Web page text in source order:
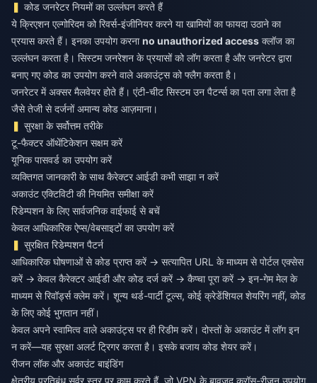
कोड जनरेटर नियमों का उल्लंघन करते हैं
ये क्रिएशन एल्गोरिदम को रिवर्स-इंजीनियर करने या खामियों का फायदा उठाने का
प्रयास करते हैं। इनका उपयोग करनाno unauthorized access क्लॉज का
उल्लंघन करता है। सिस्टम जनरेशन के प्रयासों को लॉग करता है और जनरेटर द्वारा
बनाए गए कोड का उपयोग करने वाले अकाउंट्स को फ्लैग करता है।
जनरेटर में अक्सर मैलवेयर होते हैं। एंटी-चीट सिस्टम उन पैटर्न्स का पता लगा लेता है
जैसे तेजी से दर्जनों अमान्य कोड आज़माना।
सुरक्षा के सर्वोत्तम तरीके
टू-फैक्टर ऑथेंटिकेशन सक्षम करें
यूनिक पासवर्ड का उपयोग करें
व्यक्तिगत जानकारी के साथ कैरेक्टर आईडी कभी साझा न करें
अकाउंट एक्टिविटी की नियमित समीक्षा करें
रिडेम्पशन के लिए सार्वजनिक वाईफाई से बचें
केवल आधिकारिक ऐप्स/वेबसाइटों का उपयोग करें
सुरक्षित रिडेम्पशन पैटर्न
आधिकारिक घोषणाओं से कोड प्राप्त करें → सत्यापित URL के माध्यम से पोर्टल एक्सेस
करें → केवल कैरेक्टर आईडी और कोड दर्ज करें → कैप्चा पूरा करें → इन-गेम मेल के
माध्यम से रिवॉर्ड्स क्लेम करें। शून्य थर्ड-पार्टी टूल्स, कोई क्रेडेंशियल शेयरिंग नहीं, कोड
के लिए कोई भुगतान नहीं।
केवल अपने स्वामित्व वाले अकाउंट्स पर ही रिडीम करें। दोस्तों के अकाउंट में लॉग इन
न करें—यह सुरक्षा अलर्ट ट्रिगर करता है। इसके बजाय कोड शेयर करें।
रीजन लॉक और अकाउंट बाइंडिंग
क्षेत्रीय प्रतिबंध सर्वर स्तर पर काम करते हैं, जो VPN के बावजूद क्रॉस-रीजन उपयोग